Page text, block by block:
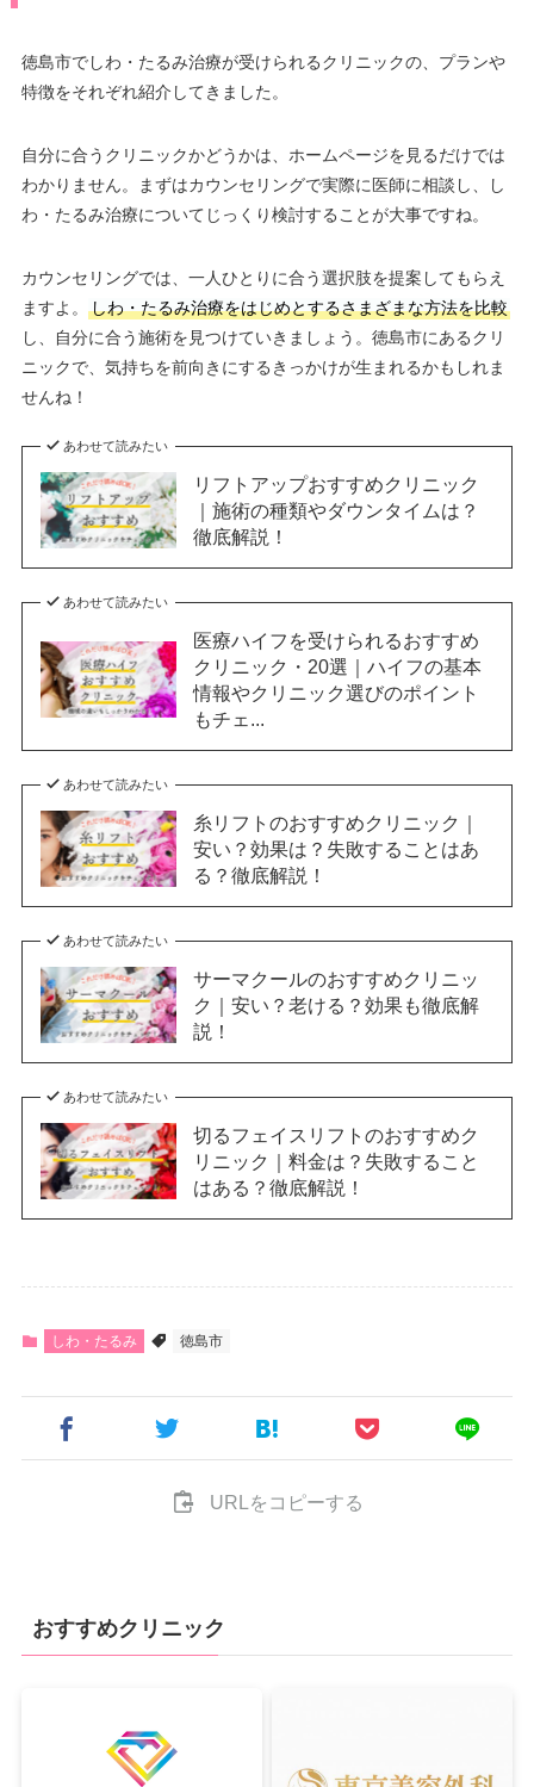
徳島市でしわ・たるみ治療が受けられるクリニックの、プランや
特徴をそれぞれ紹介してきました。
自分に合うクリニックかどうかは、ホームページを見るだけでは
わかりません。まずはカウンセリングで実際に医師に相談し、し
わ・たるみ治療についてじっくり検討することが大事ですね。
カウンセリングでは、一人ひとりに合う選択肢を提案してもらえ
ますよ。
しわ・たるみ治療をはじめとするさまざまな方法を比較
し、自分に合う施術を見つけていきましょう。徳島市にあるクリ
ニックで、気持ちを前向きにするきっかけが生まれるかもしれま
せんね！
あわせて読みたい
リフトアップおすすめクリニック
｜施術の種類やダウンタイムは？
徹底解説！
あわせて読みたい
医療ハイフを受けられるおすすめ
クリニック・20選｜ハイフの基本
情報やクリニック選びのポイント
もチェ...
あわせて読みたい
糸リフトのおすすめクリニック｜
安い？効果は？失敗することはあ
る？徹底解説！
あわせて読みたい
サーマクールのおすすめクリニッ
ク｜安い？老ける？効果も徹底解
説！
あわせて読みたい
切るフェイスリフトのおすすめク
リニック｜料金は？失敗すること
はある？徹底解説！
しわ・たるみ 徳島市
URLをコピーする
おすすめクリニック